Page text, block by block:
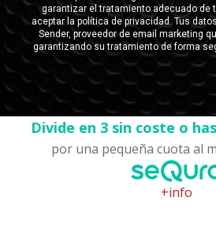
Divide en 3 sin coste o
por una pequeña cuota al
+info